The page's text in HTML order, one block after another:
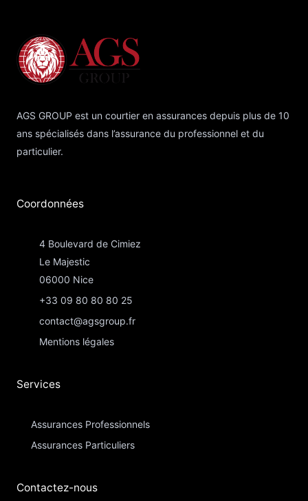
AGS GROUP est un courtier en assurances depuis plus de 10
ans spécialisés dans l’assurance du professionnel et du
particulier.
Coordonnées​
4 Boulevard de Cimiez
Le Majestic
06000 Nice
+33 09 80 80 80 25
contact@agsgroup.fr
Mentions légales
Services
Assurances Professionnels
Assurances Particuliers​
Contactez-nous​